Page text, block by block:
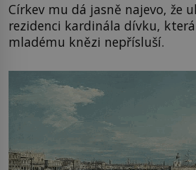
Církev mu dá jasně najevo, že
rezidenci kardinála dívku,
mladému knězi nepřísluší.